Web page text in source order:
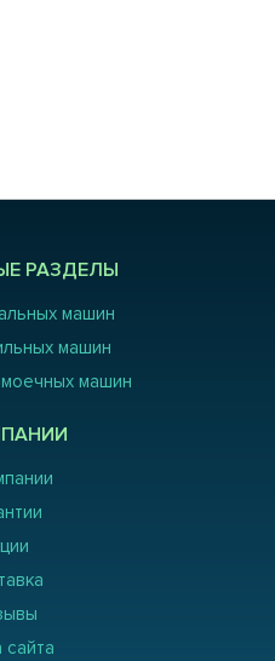
РАЗДЕЛЫ
машин
машин
машин
сайта